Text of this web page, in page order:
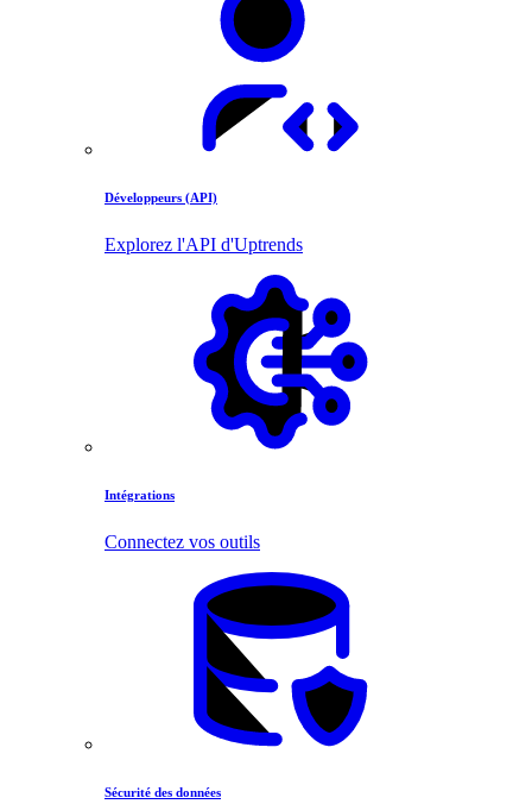
Développeurs (API)
Explorez l'API d'Uptrends
Intégrations
Connectez vos outils
Sécurité des données